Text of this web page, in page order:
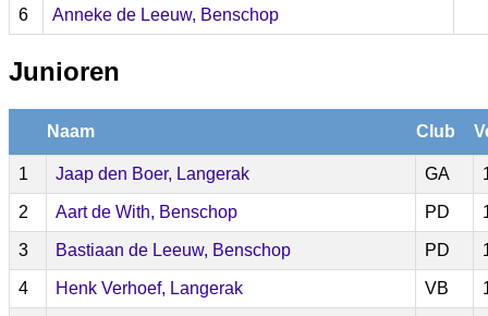
6 Anneke de Leeuw, Benschop
Junioren
Naam Club
1 Jaap den Boer, Langerak GA
2 Aart de With, Benschop PD
3 Bastiaan de Leeuw, Benschop PD
4 Henk Verhoef, Langerak VB